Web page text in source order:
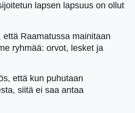
lapsen lapsuus on ollut
että Raamatussa mainitaan
ryhmää: orvot, lesket ja
että kun puhutaan
siitä ei saa antaa